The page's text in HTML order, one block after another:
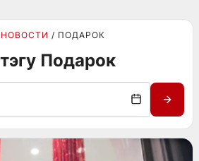
НОВОСТИ ПОДАРОК
Подарок